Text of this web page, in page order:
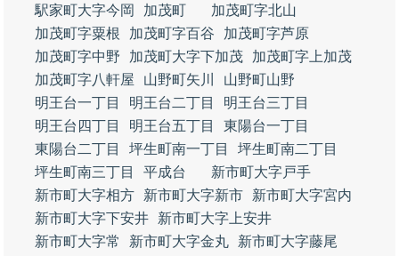
駅家町大字今岡
加茂町
加茂町字北山
加茂町字粟根
加茂町字百谷
加茂町字芦原
加茂町字中野
加茂町大字下加茂
加茂町字上加茂
加茂町字八軒屋
山野町矢川
山野町山野
明王台一丁目
明王台二丁目
明王台三丁目
明王台四丁目
明王台五丁目
東陽台一丁目
東陽台二丁目
坪生町南一丁目
坪生町南二丁目
坪生町南三丁目
平成台
新市町大字戸手
新市町大字相方
新市町大字新市
新市町大字宮内
新市町大字下安井
新市町大字上安井
新市町大字常
新市町大字金丸
新市町大字藤尾